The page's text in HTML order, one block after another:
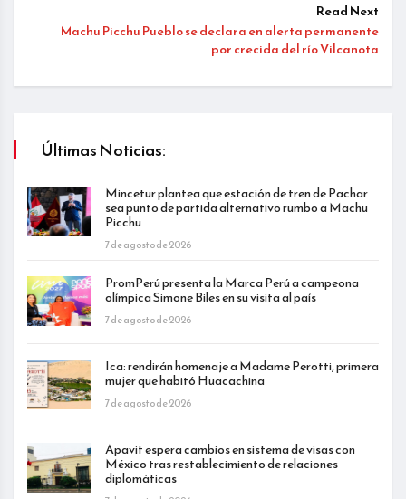
Read Next
Machu Picchu Pueblo se declara en alerta permanente
por crecida del río Vilcanota
Últimas Noticias:
Mincetur plantea que estación de tren de Pachar
sea punto de partida alternativo rumbo a Machu
Picchu
7 de agosto de 2026
PromPerú presenta la Marca Perú a campeona
olímpica Simone Biles en su visita al país
7 de agosto de 2026
Ica: rendirán homenaje a Madame Perotti, primera
mujer que habitó Huacachina
7 de agosto de 2026
Apavit espera cambios en sistema de visas con
México tras restablecimiento de relaciones
diplomáticas